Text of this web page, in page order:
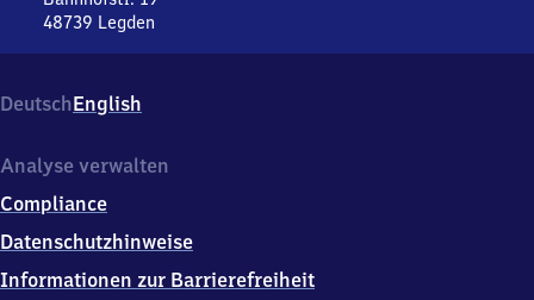
48739 Legden
19,
4
7
9
Legden
DeutschEnglish
Analyse verwalten
Compliance
Datenschutzhinweise
Informationen zur Barrierefreiheit